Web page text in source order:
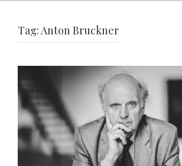
Tag:Anton Bruckner